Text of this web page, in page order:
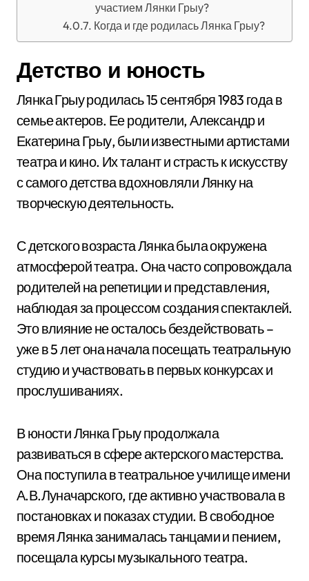
участием Лянки Грыу?
Когда и где родилась Лянка Грыу?
Детство и юность
Лянка Грыу родилась 15 сентября 1983 года в
семье актеров. Ее родители, Александр и
Екатерина Грыу, были известными артистами
театра и кино. Их талант и страсть к искусству
с самого детства вдохновляли Лянку на
творческую деятельность.
С детского возраста Лянка была окружена
атмосферой театра. Она часто сопровождала
родителей на репетиции и представления,
наблюдая за процессом создания спектаклей.
Это влияние не осталось бездействовать –
уже в 5 лет она начала посещать театральную
студию и участвовать в первых конкурсах и
прослушиваниях.
В юности Лянка Грыу продолжала
развиваться в сфере актерского мастерства.
Она поступила в театральное училище имени
А.В.Луначарского, где активно участвовала в
постановках и показах студии. В свободное
время Лянка занималась танцами и пением,
посещала курсы музыкального театра.